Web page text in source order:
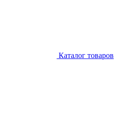
Каталог товаров